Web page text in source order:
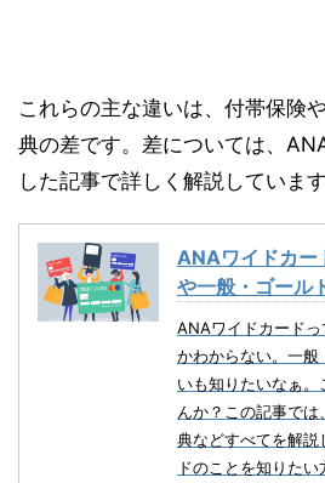
これらの主な違いは、付帯保険
典の差です。差については、
した記事で詳しく解説しています
ANAワイドカー
や一般・ゴール
ANAワイドカード
かわからない。一般
いも知りたいなぁ
んか？この記事で
典などすべてを解
ドのことを知りたい